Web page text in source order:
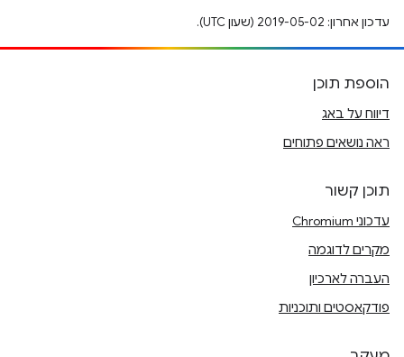
עדכון אחרון: 2019-05-02 (שעון UTC).
הוספת תוכן
דיווח על באג
ראה נושאים פתוחים
תוכן קשור
עדכוני Chromium
מקרים לדוגמה
העברה לארכיון
פודקאסטים ותוכניות